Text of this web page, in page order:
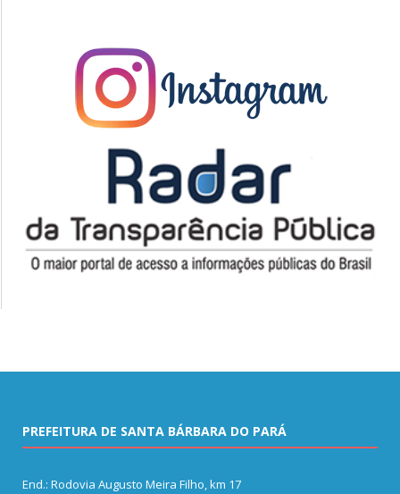
PREFEITURA DE SANTA BÁRBARA DO PARÁ
End.: Rodovia Augusto Meira Filho, km 17